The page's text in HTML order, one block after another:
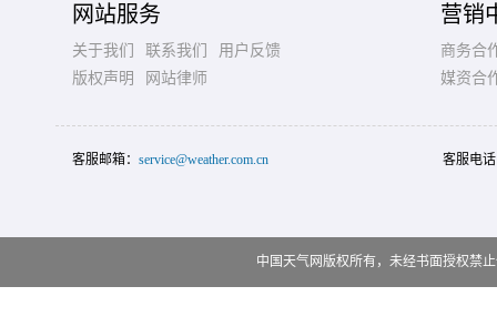
网站服务
关于我们 联系我们
用户反馈
版权声明
网站律师
营销
商务合
媒资合
客服邮箱： service@weather.com.cn 客服电
中国天气网版权所有，未经书面授权